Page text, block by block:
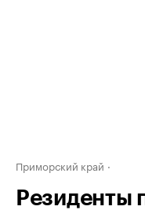
Приморский край